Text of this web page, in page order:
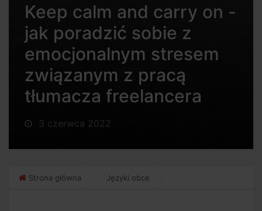
Keep calm and carry on -
jak poradzić sobie z
emocjonalnym stresem
związanym z pracą
tłumacza freelancera
3 czerwca 2022
Strona główna Języki obce